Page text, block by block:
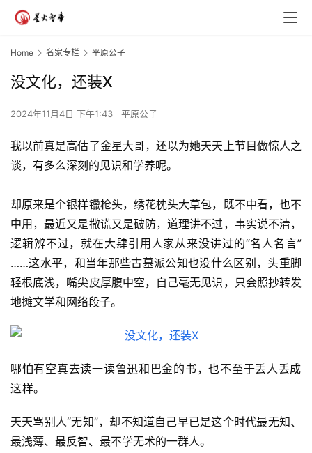
Home 名家专栏 平原公子
没文化，还装X
2024年11月4日 下午1:43 平原公子
我以前真是高估了金星大哥，还以为她天天上节目做惊人之
谈，有多么深刻的见识和学养呢。
却原来是个银样镴枪头，绣花枕头大草包，既不中看，也不
中用，最近又是撒谎又是破防，道理讲不过，事实说不清，
逻辑辨不过，就在大肆引用人家从来没讲过的“名人名言”
……这水平，和当年那些古墓派公知也没什么区别，头重脚
轻根底浅，嘴尖皮厚腹中空，自己毫无见识，只会照抄转发
地摊文学和网络段子。
哪怕有空真去读一读鲁迅和巴金的书，也不至于丢人丢成
这样。
天天骂别人“无知”，却不知道自己早已是这个时代最无知、
最浅薄、最反智、最不学无术的一群人。